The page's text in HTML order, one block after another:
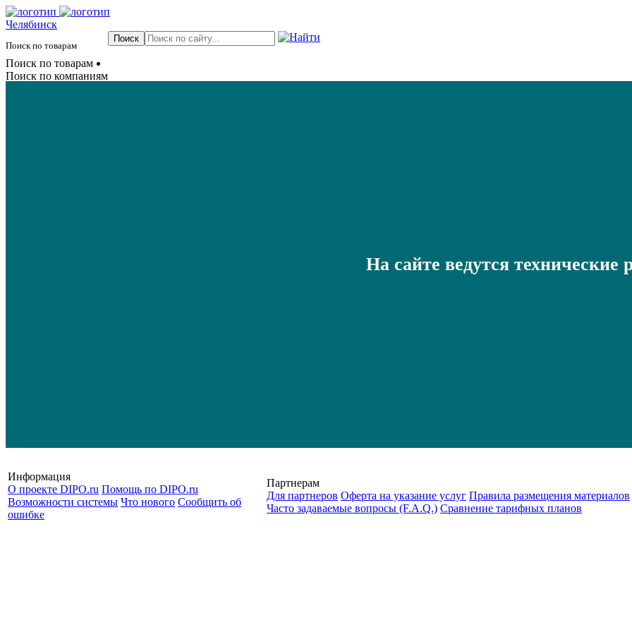
Челябинск
Поиск по товарам
Поиск по товарам
Поиск по компаниям
На сайте ведутся технические
Информация
О проекте DIPO.ru Помощь по DIPO.ru
Возможности системы Что нового Сообщить об
ошибке
Партнерам
Для партнеров Оферта на указание услуг Правила размещения материалов
Часто задаваемые вопросы (F.A.Q.) Cравнение тарифных планов